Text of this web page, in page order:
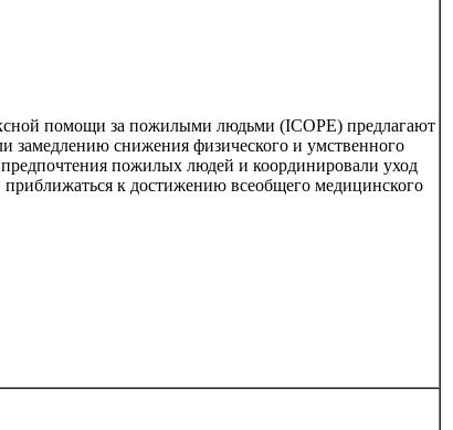
помощи за пожилыми людьми (ICOPE) предлагают
замедлению снижения физического и умственного
пожилых людей и координировали уход
к достижению всеобщего медицинского